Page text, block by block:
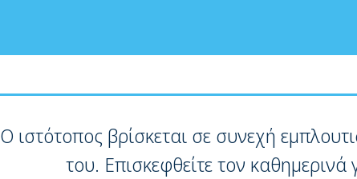
Ο ιστότοπος βρίσκεται σε συνεχή
του. Επισκεφθείτε τον καθημερινά